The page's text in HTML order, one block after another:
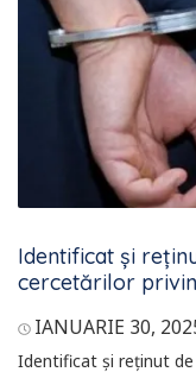
Identificat și
cercetărilor
IANUARIE 30,
Identificat și reținut